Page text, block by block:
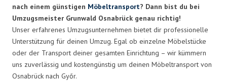
nach einem günstigen Möbeltransport? Dann bist du bei
Umzugsmeister Grunwald Osnabrück genau richtig!
Unser erfahrenes Umzugsunternehmen bietet dir professionelle
Unterstützung für deinen Umzug. Egal ob einzelne Möbelstücke
oder der Transport deiner gesamten Einrichtung – wir kümmern
uns zuverlässig und kostengünstig um deinen Möbeltransport von
Osnabrück nach Győr.